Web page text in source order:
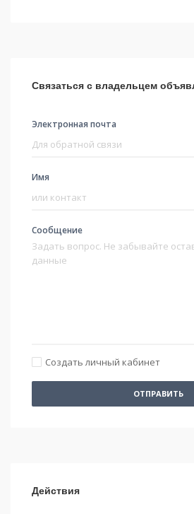
Связаться с владельцем
Электронная почта
Имя
Сообщение
Создать личный кабинет
ОТПРАВИТЬ
Действия